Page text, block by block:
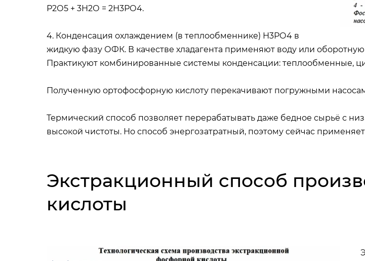
Р2О5 + 3Н2О = 2Н3РО4.
4. Конденсация охлаждением (в теплообменнике) Н3РО4 в
жидкую фазу ОФК. В качестве хладагента применяют воду или
Практикуют комбинированные системы конденсации: теплообменные,
Полученную ортофосфорную кислоту перекачивают погружными
Термический способ позволяет перерабатывать даже бедное сырьё с
высокой чистоты. Но способ энергозатратный, поэтому сейчас
Экстракционный способ
кислоты